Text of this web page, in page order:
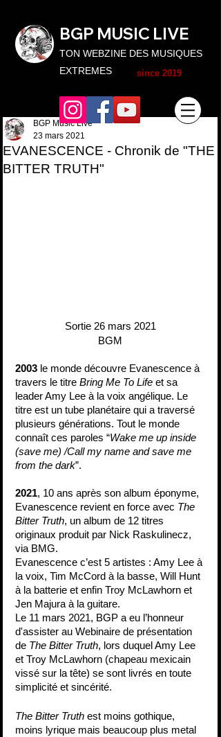
TON WEBZINE DES MUSIQUES
EXTREMES
BGP MUSIC LIVE
since 2019
EVANESCENCE - Chronik de "THE
BITTER TRUTH"
BGP Music Live
23 mars 2021
Sortie 26 mars 2021
BGM
2003 le monde découvre Evanescence à
travers le titre Bring Me To Life et sa
leader Amy Lee à la voix angélique. Le
titre est un tube planétaire qui a traversé
plusieurs générations. Tout le monde
connaît ces paroles “Wake me up inside
(save me) /Call my name and save me
from the dark”.
2021, 10 ans après son album éponyme,
Evanescence revient en force avec The
Bitter Truth, un album de 12 titres
originaux produit par Nick Raskulinecz,
via BMG.
Evanescence c’est 5 artistes : Amy Lee à
la voix, Tim McCord à la basse, Will Hunt
à la batterie et enfin Troy McLawhorn et
Jen Majura à la guitare.
Le 11 mars 2021, BGP a eu l’honneur
d'assister au Webinaire de présentation
de The Bitter Truth, lors duquel Amy Lee
et Troy McLawhorn (chapeau mexicain
vissé sur la tête) se sont livrés en toute
simplicité et sincérité.
The Bitter Truth est moins gothique,
moins lyrique mais beaucoup plus metal